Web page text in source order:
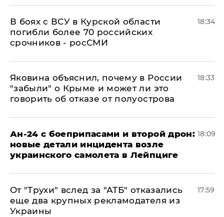
В боях с ВСУ в Курской области
погибли более 70 российских
срочников - росСМИ
18:34
Яковина объяснил, почему в России
"забыли" о Крыме и может ли это
говорить об отказе от полуострова
18:33
Ан-24 с боеприпасами и второй дрон:
новые детали инцидента возле
украинского самолета в Лейпциге
18:09
От "Трухи" вслед за "АТБ" отказались
еще два крупных рекламодателя из
Украины
17:59